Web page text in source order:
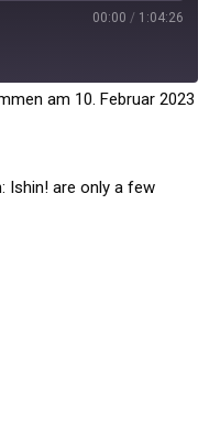
00:00 / 1:04:26
am 10. Februar 2023
Ishin! are only a few